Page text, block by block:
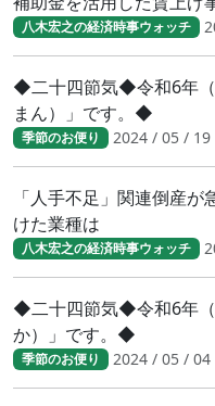
八木宏之の経済時事ウォッチ
◆二十四節気◆令和6年（
まん）」です。◆
季節のお便り 2024 / 05 / 19
「人手不足」関連倒産
けた業種は
八木宏之の経済時事ウォッチ
◆二十四節気◆令和6年（
か）」です。◆
季節のお便り 2024 / 05 / 04